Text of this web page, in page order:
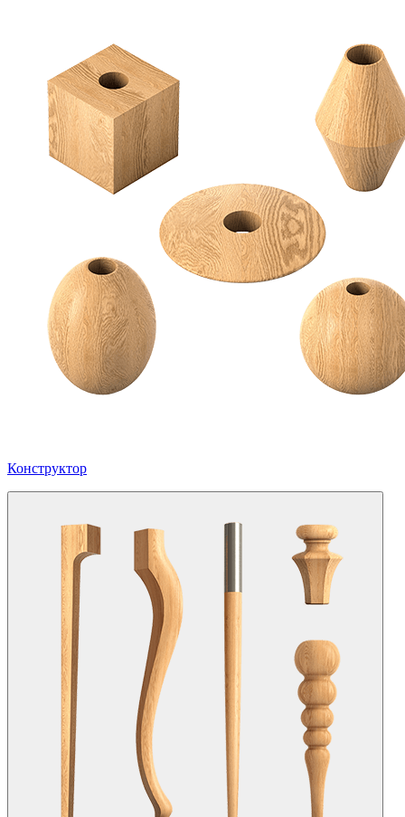
Конструктор